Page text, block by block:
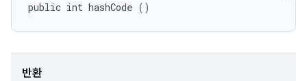
public int hashCode ()
반환